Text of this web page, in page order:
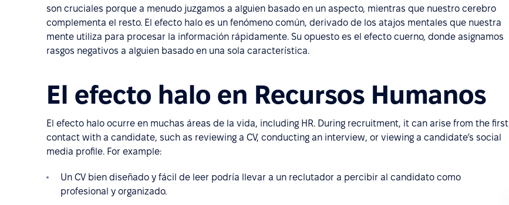
son cruciales porque a menudo juzgamos a alguien basado en un aspecto, mientras que nuestro cerebro
complementa el resto. El efecto halo es un fenómeno común, derivado de los atajos mentales que nuestra
mente utiliza para procesar la información rápidamente. Su opuesto es el efecto cuerno, donde asignamos
rasgos negativos a alguien basado en una sola característica.
El efecto halo en Recursos Humanos
El efecto halo ocurre en muchas áreas de la vida, including HR. During recruitment, it can arise from the first
contact with a candidate, such as reviewing a CV, conducting an interview, or viewing a candidate’s social
media profile. For example:
Un CV bien diseñado y fácil de leer podría llevar a un reclutador a percibir al candidato como
profesional y organizado.